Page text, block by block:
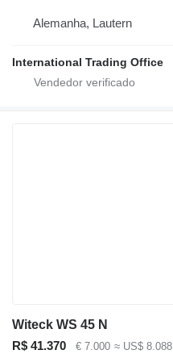
Alemanha, Lautern
International Trading Office
Witeck WS 45 N
R$ 41.370
€ 7.000 ≈ US$ 8.088